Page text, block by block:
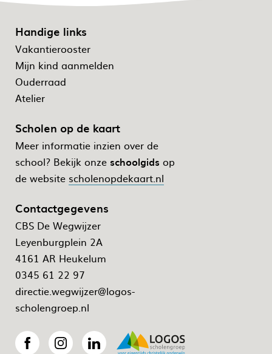
Handige links
Vakantierooster
Mijn kind aanmelden
Ouderraad
Atelier
Scholen op de kaart
Meer informatie inzien over de
school? Bekijk onze schoolgids op
de website scholenopdekaart.nl
Contactgegevens
CBS De Wegwijzer
Leyenburgplein 2A
4161 AR Heukelum
0345 61 22 97
directie.wegwijzer@logos-
scholengroep.nl